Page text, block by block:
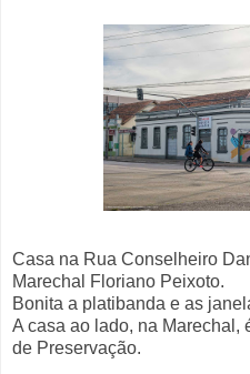
Casa na Rua Conselheiro
Marechal Floriano Peixoto.
Bonita a platibanda e as
A casa ao lado, na Marechal,
de Preservação.